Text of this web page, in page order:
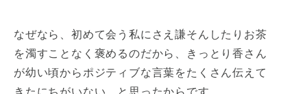
なぜなら、初めて会う私にさえ謙そんしたりお茶
を濁すことなく褒めるのだから、きっとり香さん
が幼い頃からポジティブな言葉をたくさん伝えて